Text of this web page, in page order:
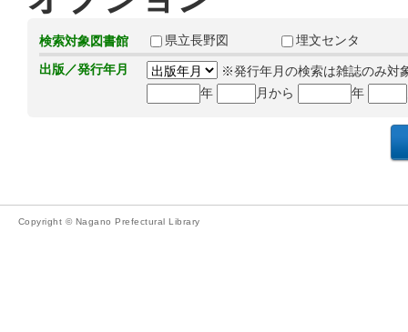
検索対象図書館 県立長野図
埋文センタ
出版／発行年月
※発行年月の検索は雑誌のみ対
年
月から 年
Copyright © Nagano Prefectural Library